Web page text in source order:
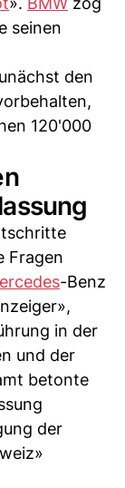
seinen
den
120'000
Fragen
-Benz
in der
und der
betonte
der